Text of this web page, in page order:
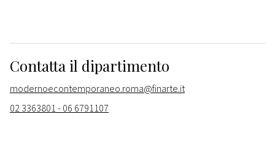
Contatta il dipartimento
modernoecontemporaneo.roma@finarte.it
02 3363801 - 06 6791107